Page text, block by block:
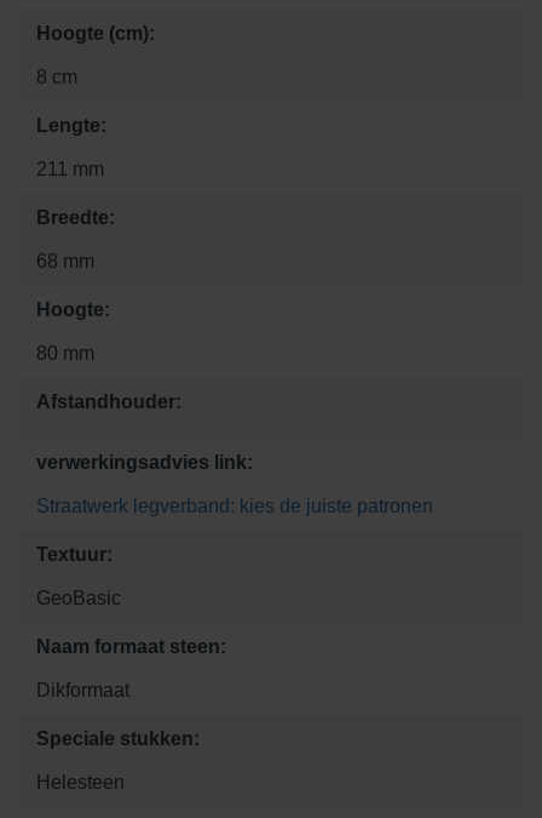
Hoogte (cm):
8 cm
Lengte:
211 mm
Breedte:
68 mm
Hoogte:
80 mm
Afstandhouder:
verwerkingsadvies link:
Straatwerk legverband: kies de juiste patronen
Textuur:
GeoBasic
Naam formaat steen:
Dikformaat
Speciale stukken:
Helesteen